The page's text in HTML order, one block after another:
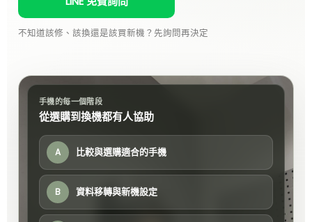
不知道該修、該換還是該買新機？先詢問再決定
手機的每一個階段
從選購到換機都有人協助
A 比較與選購適合的手機
B 資料移轉與新機設定